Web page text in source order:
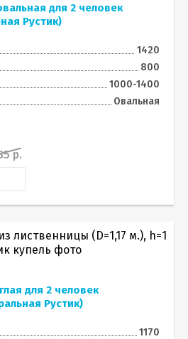
для 2 человек
Рустик)
1420
800
1000-1400
Овальная
р.
для 2 человек
Рустик)
1170